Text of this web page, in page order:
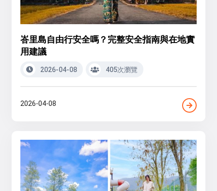
峇里島自由行安全嗎？完整安全指南與在地實
用建議
2026-04-08 405次瀏覽
2026-04-08